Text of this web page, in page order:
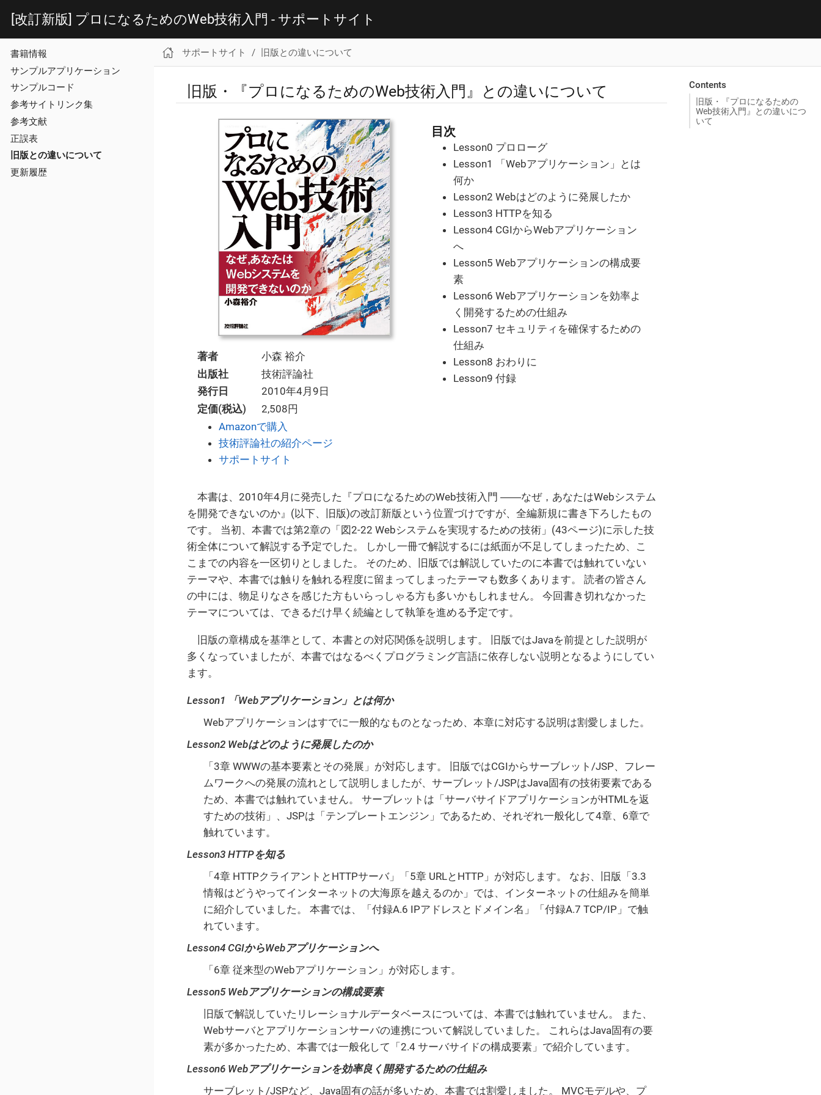
[改訂新版] プロになるためのWeb技術入門 - サポートサイト
書籍情報
サンプルアプリケーション
サンプルコード
参考サイトリンク集
参考文献
正誤表
旧版との違いについて
更新履歴
サポートサイト 旧版との違いについて
Contents
旧版・『プロになるための
Web技術入門』との違いにつ
いて
旧版・『プロになるためのWeb技術入門』との違いについて
著者
小森 裕介
出版社
技術評論社
発行日
2010年4月9日
定価(税込)
2,508円
Amazonで購入
技術評論社の紹介ページ
サポートサイト
目次
Lesson0 プロローグ
Lesson1 「Webアプリケーション」とは
何か
Lesson2 Webはどのように発展したか
Lesson3 HTTPを知る
Lesson4 CGIからWebアプリケーション
へ
Lesson5 Webアプリケーションの構成要
素
Lesson6 Webアプリケーションを効率よ
く開発するための仕組み
Lesson7 セキュリティを確保するための
仕組み
Lesson8 おわりに
Lesson9 付録
本書は、2010年4月に発売した『プロになるためのWeb技術入門 ――なぜ，あなたはWebシステム
を開発できないのか』(以下、旧版)の改訂新版という位置づけですが、全編新規に書き下ろしたもの
です。 当初、本書では第2章の「図2-22 Webシステムを実現するための技術」(43ページ)に示した技
術全体について解説する予定でした。 しかし一冊で解説するには紙面が不足してしまったため、こ
こまでの内容を一区切りとしました。 そのため、旧版では解説していたのに本書では触れていない
テーマや、本書では触りを触れる程度に留まってしまったテーマも数多くあります。 読者の皆さん
の中には、物足りなさを感じた方もいらっしゃる方も多いかもしれません。 今回書き切れなかった
テーマについては、できるだけ早く続編として執筆を進める予定です。
旧版の章構成を基準として、本書との対応関係を説明します。 旧版ではJavaを前提とした説明が
多くなっていましたが、本書ではなるべくプログラミング言語に依存しない説明となるようにしてい
ます。
Lesson1 「Webアプリケーション」とは何か
Webアプリケーションはすでに一般的なものとなっため、本章に対応する説明は割愛しました。
Lesson2 Webはどのように発展したのか
「3章 WWWの基本要素とその発展」が対応します。 旧版ではCGIからサーブレット/JSP、フレー
ムワークへの発展の流れとして説明しましたが、サーブレット/JSPはJava固有の技術要素である
ため、本書では触れていません。 サーブレットは「サーバサイドアプリケーションがHTMLを返
すための技術」、JSPは「テンプレートエンジン」であるため、それぞれ一般化して4章、6章で
触れています。
Lesson3 HTTPを知る
「4章 HTTPクライアントとHTTPサーバ」「5章 URLとHTTP」が対応します。 なお、旧版「3.3
情報はどうやってインターネットの大海原を越えるのか」では、インターネットの仕組みを簡単
に紹介していました。 本書では、「付録A.6 IPアドレスとドメイン名」「付録A.7 TCP/IP」で触
れています。
Lesson4 CGIからWebアプリケーションへ
「6章 従来型のWebアプリケーション」が対応します。
Lesson5 Webアプリケーションの構成要素
旧版で解説していたリレーショナルデータベースについては、本書では触れていません。 また、
Webサーバとアプリケーションサーバの連携について解説していました。 これらはJava固有の要
素が多かったため、本書では一般化して「2.4 サーバサイドの構成要素」で紹介しています。
Lesson6 Webアプリケーションを効率良く開発するための仕組み
サーブレット/JSPなど、Java固有の話が多いため、本書では割愛しました。 MVCモデルや、プ